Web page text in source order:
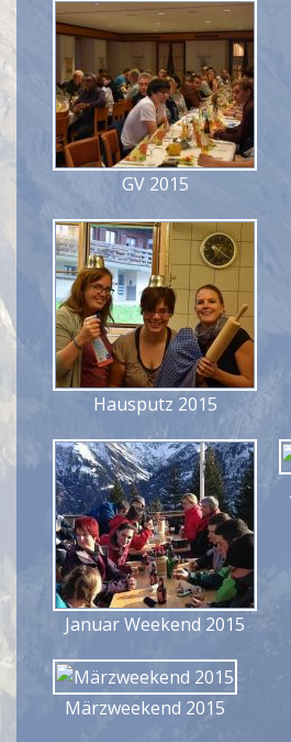
GV 2015
Hausputz 2015
Januar Weekend 2015
Märzweekend 2015